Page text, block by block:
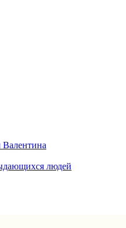
Валентина
людей